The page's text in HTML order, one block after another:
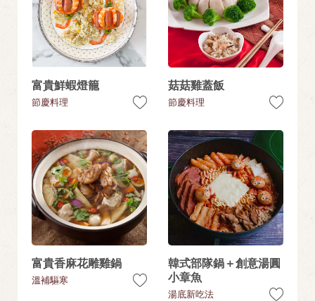
富貴鮮蝦燈籠
節慶料理
菇菇雞蓋飯
節慶料理
富貴香麻花雕雞鍋
溫補驅寒
韓式部隊鍋＋創意湯圓
小章魚
湯底新吃法